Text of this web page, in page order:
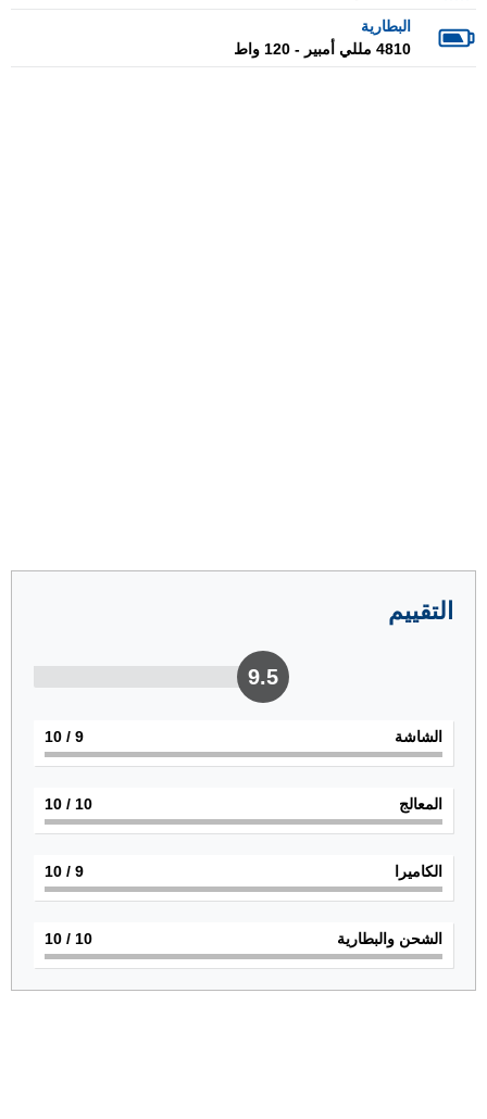
البطارية
4810 مللي أمبير - 120 واط
التقييم
9.5
الشاشة 9
/ 10
المعالج 10
/ 10
الكاميرا 9
/ 10
الشحن والبطارية 10
/ 10